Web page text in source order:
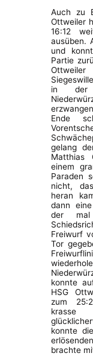
Auch zu
Ottweiler
16:12
ausüben.
und
Partie
Ottweiler
in der
Ende
gelang
Matthias
einem
Paraden
nicht,
heran
dann
der mal
Freiwurf
Tor
konnte
HSG
zum
krasse
konnte
brachte